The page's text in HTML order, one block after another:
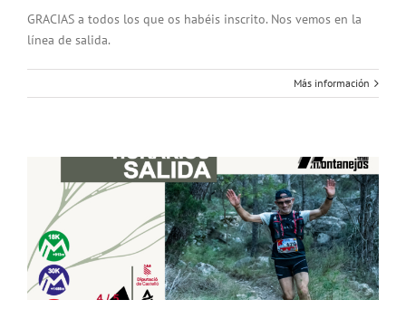
GRACIAS a todos los que os habéis inscrito. Nos vemos en la
línea de salida.
Más información